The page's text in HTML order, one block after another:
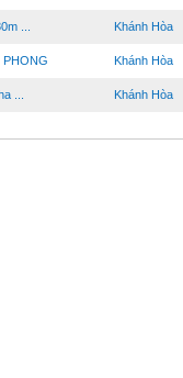
... Khánh Hòa
PHONG Khánh Hòa
... Khánh Hòa